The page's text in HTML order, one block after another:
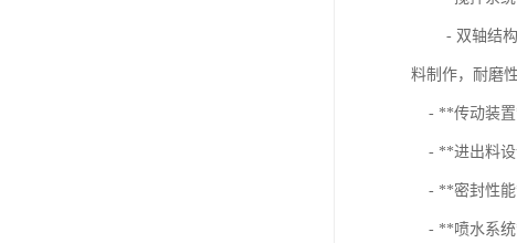
- 双轴结构是
料制作，耐磨
- **传动装置
- **进出料设
- **密封性能
- **喷水系统